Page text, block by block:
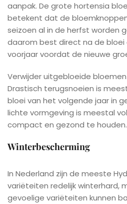
aanpak. De grote hortensia
betekent dat de
seizoen al in de herfst worden
daarom best direct na de bloei
voorjaar voordat de nieuwe
Verwijder uitgebloeide
Drastisch terugsnoeien is
bloei van het volgende jaar in
lichte vormgeving is meestal
compact en gezond te houden.
Winterbescherming
In Nederland zijn de meeste
variëteiten redelijk winterhard,
gevoelige variëteiten kunnen